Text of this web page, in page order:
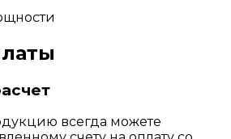
всегда можете